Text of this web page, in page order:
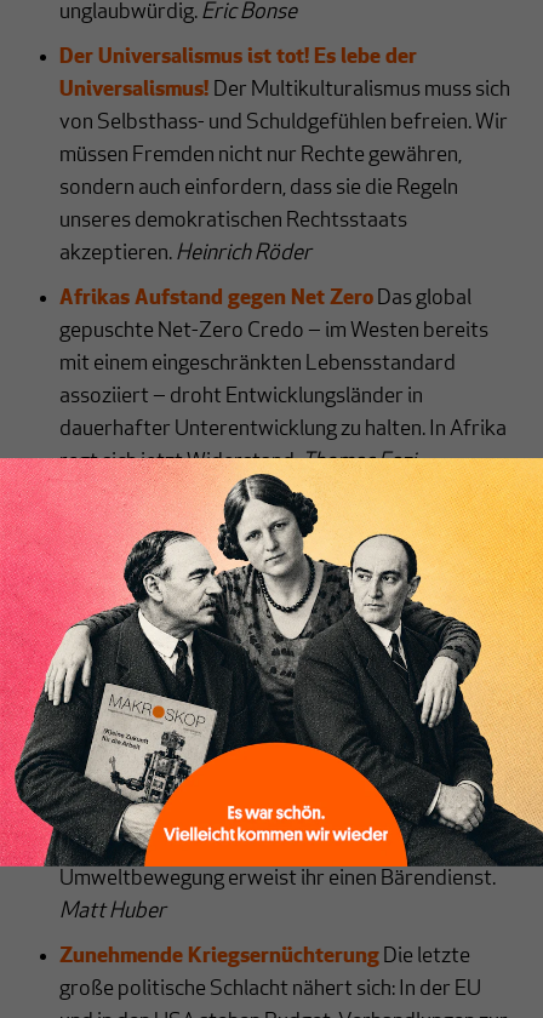
Inhaltsverzeichnis
unglaubwürdig. Eric Bonse
Der Universalismus ist tot! Es lebe der
Universalismus! Der Multikulturalismus muss sich
von Selbsthass- und Schuldgefühlen befreien. Wir
müssen Fremden nicht nur Rechte gewähren,
sondern auch einfordern, dass sie die Regeln
unseres demokratischen Rechtsstaats
akzeptieren. Heinrich Röder
Afrikas Aufstand gegen Net Zero Das global
gepuschte Net-Zero Credo ‒ im Westen bereits
mit einem eingeschränkten Lebensstandard
assoziiert ‒ droht Entwicklungsländer in
dauerhafter Unterentwicklung zu halten. In Afrika
regt sich jetzt Widerstand.Thomas Fazi
Fossiler Antiimperialismus?
Wie können die
afrikanischen Staaten ihre Souveränität gewinnen
und sich von westlichem, russischem oder
chinesischen Einfluss abkoppeln? Anders als
Thomas Fazi denkt, ist die Kernfrage nicht, welche
Energien Afrika zur Industrialisierung nutzt.Ulrike
Simon
Die Linke verliert den Klassenkampf ums Klima
Klimapolitik geht nur, wenn sie auch das Leben der
Mehrheit verbessern will. Der moralisierende, auf
die Verbraucher gerichtete Behaviorismus der
Umweltbewegung erweist ihr einen Bärendienst.
Matt Huber
Zunehmende Kriegsernüchterung Die letzte
große politische Schlacht nähert sich: In der EU